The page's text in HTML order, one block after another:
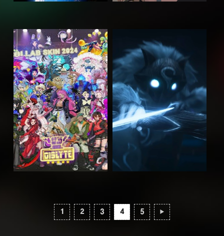
1 2 3 4 5 ▶